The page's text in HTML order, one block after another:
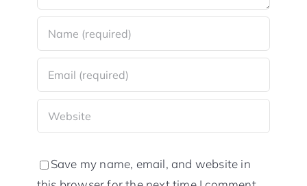
Save my name, email, and website in